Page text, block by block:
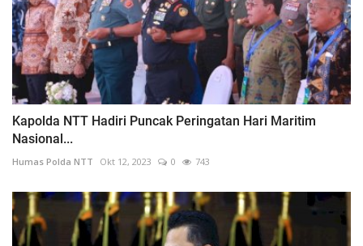
Kapolda NTT Hadiri Puncak Peringatan Hari Maritim
Nasional...
Humas Polda NTT Okt 12, 2023 0 743